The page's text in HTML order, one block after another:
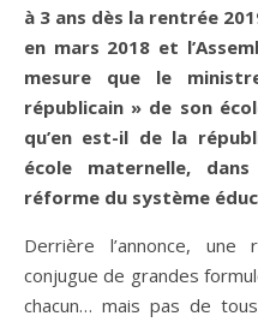
à 3 ans dès la rentrée
en mars 2018 et
mesure que le
républicain » de son
qu’en est-il de la
école maternelle,
réforme du système
Derrière l’annonce, une
conjugue de grandes
chacun… mais pas de